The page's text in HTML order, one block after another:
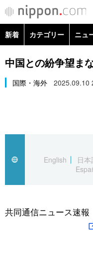
社会
旅と暮らし
新着 カテゴリー ニュ
政治・外交
経済・ビジネス
社会
文化
科学・技術
暮らし
中国との紛争望ま
国際・海外 2025.09.10
English
日本
共同通信ニュース速報